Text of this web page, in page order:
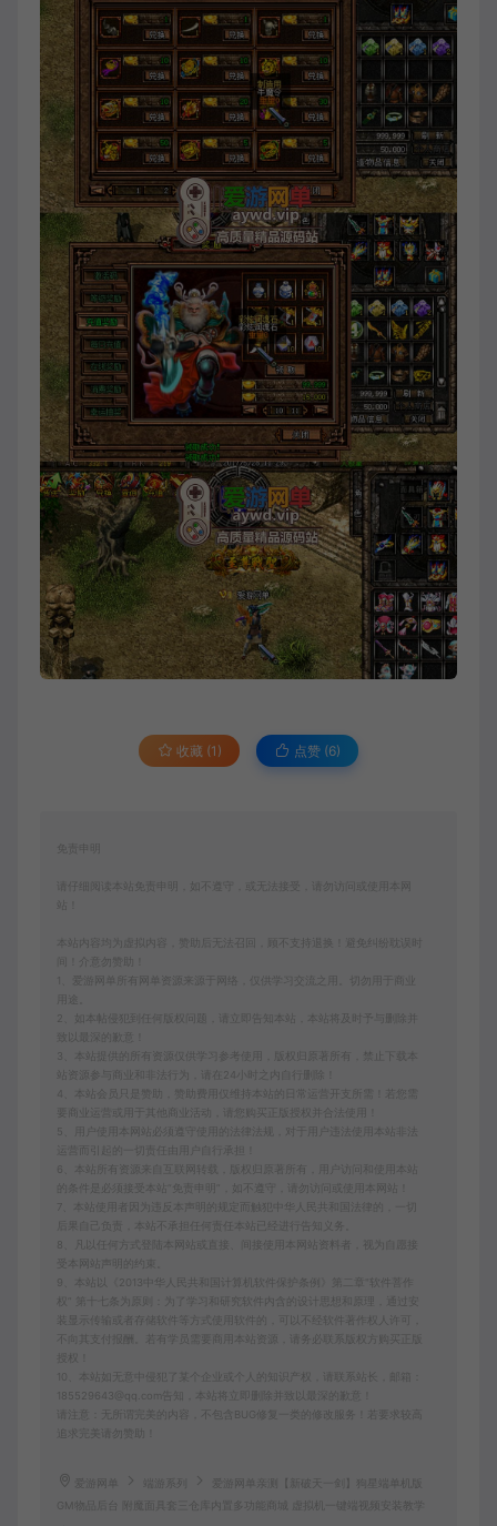
收藏 (1) 点赞 (6)
免责申明
请仔细阅读本站免责申明，如不遵守，或无法接受，请勿访问或使用本网
本站内容均为虚拟内容，赞助后无法召回，顾不支持退换！避免纠纷耽误时
间！介意勿赞助！
1、爱游网单所有网单资源来源于网络，仅供学习交流之用。切勿用于商业
2、如本帖侵犯到任何版权问题，请立即告知本站，本站将及时予与删除并
致以最深的歉意！
3、本站提供的所有资源仅供学习参考使用，版权归原著所有，禁止下载本
站资源参与商业和非法行为，请在24小时之内自行删除！
4、本站会员只是赞助，赞助费用仅维持本站的日常运营开支所需！若您需
要商业运营或用于其他商业活动，请您购买正版授权并合法使用！
5、用户使用本网站必须遵守使用的法律法规，对于用户违法使用本站非法
6、本站所有资源来自互联网转载，版权归原著所有，用户访问和使用本站
的条件是必须接受本站“免责申明”，如不遵守，请勿访问或使用本网站！
7、本站使用者因为违反本声明的规定而触犯中华人民共和国法律的，一切
后果自己负责，本站不承担任何责任本站已经进行告知义务。
8、凡以任何方式登陆本网站或直接、间接使用本网站资料者，视为自愿接
受本网站声明的约束。
9、本站以《2013中华人民共和国计算机软件保护条例》第二章"软件菩作
权” 第十七条为原则：为了学习和研究软件内含的设计思想和原理，通过安
装显示传输或者存储软件等方式使用软件的，可以不经软件著作权人许可，
不向其支付报酬。若有学员需要商用本站资源，请务必联系版权方购买正版
10、本站如无意中侵犯了某个企业或个人的知识产权，请联系站长，邮箱：
185529643@qq.com告知，本站将立即删除并致以最深的歉意！
请注意：无所谓完美的内容，不包含BUG修复一类的修改服务！若要求较高
追求完美请勿赞助！
爱游网单 端游系列
爱游网单亲测【新破天一剑】狗星端单机版
GM物品后台 附魔面具套三仓库内置多功能商城 虚拟机一键端视频安装教学